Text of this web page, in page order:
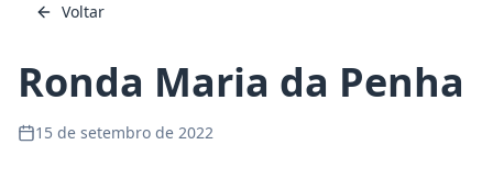
Voltar
Ronda Maria da Penha
15 de setembro de 2022